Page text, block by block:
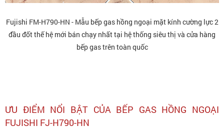
Fujishi FM-H790-HN - Mẫu bếp gas hồng ngoại mặt kính cường lực 2
đầu đốt thế hệ mới bán chạy nhất tại hệ thống siêu thị và cửa hàng
bếp gas trên toàn quốc
ƯU ĐIỂM NỔI BẬT CỦA BẾP GAS HỒNG NGOẠI
FUJISHI FJ-H790-HN